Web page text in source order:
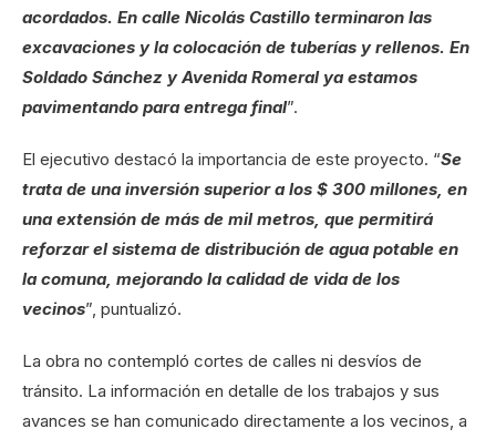
acordados. En calle Nicolás Castillo terminaron las
excavaciones y la colocación de tuberías y rellenos. En
Soldado Sánchez y Avenida Romeral ya estamos
pavimentando para entrega final”.
El ejecutivo destacó la importancia de este proyecto. “Se
trata de una inversión superior a los $ 300 millones, en
una extensión de más de mil metros, que permitirá
reforzar el sistema de distribución de agua potable en
la comuna, mejorando la calidad de vida de los
vecinos”, puntualizó.
La obra no contempló cortes de calles ni desvíos de
tránsito. La información en detalle de los trabajos y sus
avances se han comunicado directamente a los vecinos, a